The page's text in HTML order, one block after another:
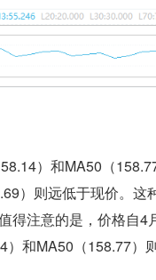
）和MA50（
）则远低于现价。
得注意的是，价格自
和MA50（158.77）